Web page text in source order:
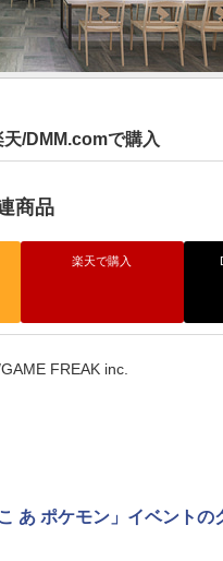
/DMM.comで購入
商品
楽天で購入
FREAK inc.
あ ポケモン」イベントの